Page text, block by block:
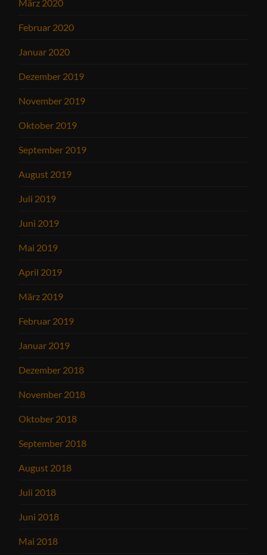
März 2020
Februar 2020
Januar 2020
Dezember 2019
November 2019
Oktober 2019
September 2019
August 2019
Juli 2019
Juni 2019
Mai 2019
April 2019
März 2019
Februar 2019
Januar 2019
Dezember 2018
November 2018
Oktober 2018
September 2018
August 2018
Juli 2018
Juni 2018
Mai 2018